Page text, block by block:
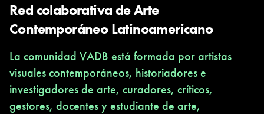
Red colaborativa de Arte
Contemporáneo Latinoamericano
La comunidad VADB está formada por artistas
visuales contemporáneos, historiadores e
investigadores de arte, curadores, críticos,
gestores, docentes y estudiante de arte,